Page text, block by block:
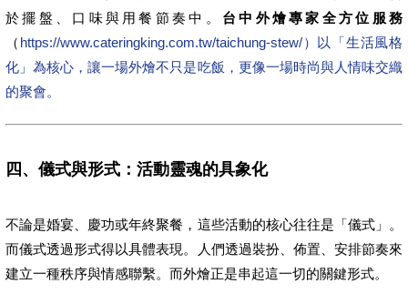
於擺盤、口味與用餐節奏中。 台中外燴專家全方位服務
（ https://www.cateringking.com.tw/taichung-stew/）以「生活風格
化」為核心，讓一場外燴不只是吃飯，更像一場時尚與人情味交織
的聚會。
四、儀式與形式：活動靈魂的具象化
不論是婚宴、慶功或年終聚餐，這些活動的核心往往是「儀式」。
而儀式透過形式得以具體表現。人們透過裝扮、佈置、安排節奏來
建立一種秩序與情感聯繫。而外燴正是串起這一切的關鍵形式。